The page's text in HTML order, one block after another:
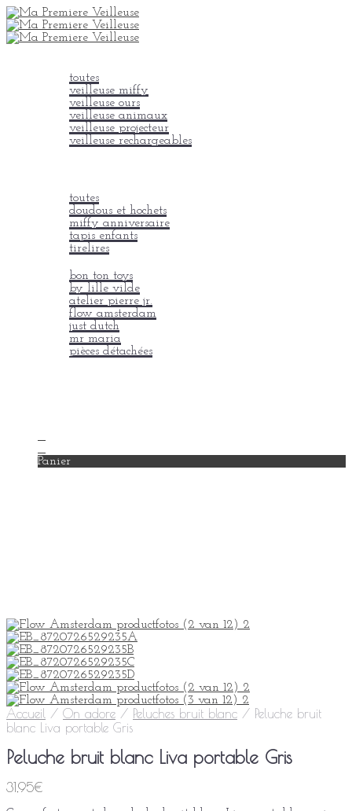
toutes
veilleuse miffy
veilleuse ours
veilleuse animaux
veilleuse projecteur
veilleuse rechargeables
toutes
doudous et hochets
miffy anniversaire
tapis enfants
tirelires
bon ton toys
by lille vilde
atelier pierre jr.
flow amsterdam
just dutch
mr maria
pièces détachées
Panier
Accueil / On adore / Peluches bruit blanc / Peluche bruit
blanc Liva portable Gris
Peluche bruit blanc Liva portable Gris
31,95€